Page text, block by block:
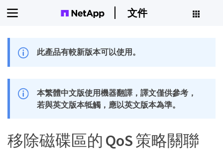
文件
此產品有較新版本可以使用。
本繁體中文版使用機器翻譯，譯文僅供參考，
若與英文版本牴觸，應以英文版本為準。
移除磁碟區的 QoS 策略關聯